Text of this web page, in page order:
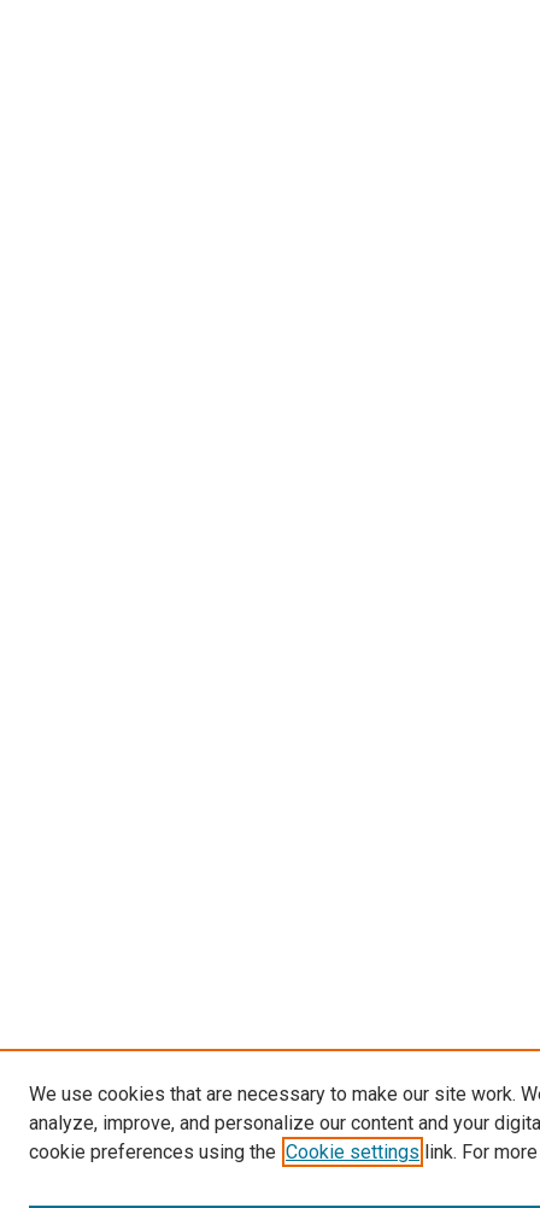
We use cookies that are necessary to make our site work.
analyze, improve, and personalize our content and your
cookie preferences using the Cookie settings link. For